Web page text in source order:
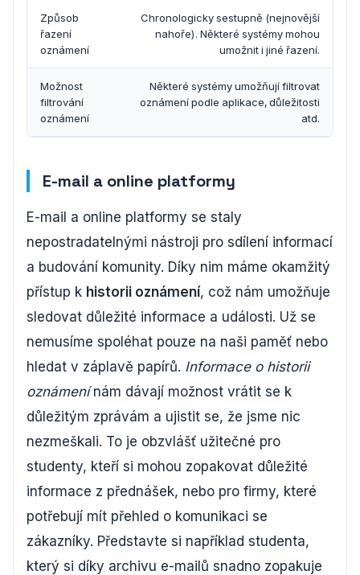
Způsob
řazení
oznámení
Chronologicky sestupně (nejnovější
nahoře). Některé systémy mohou
umožnit i jiné řazení.
Možnost
filtrování
oznámení
Některé systémy umožňují filtrovat
oznámení podle aplikace, důležitosti
atd.
E-mail a online platformy
E-mail a online platformy se staly
nepostradatelnými nástroji pro sdílení informací
a budování komunity. Díky nim máme okamžitý
přístup k historii oznámení, což nám umožňuje
sledovat důležité informace a události. Už se
nemusíme spoléhat pouze na naši paměť nebo
hledat v záplavě papírů. Informace o historii
oznámenínám dávají možnost vrátit se k
důležitým zprávám a ujistit se, že jsme nic
nezmeškali. To je obzvlášť užitečné pro
studenty, kteří si mohou zopakovat důležité
informace z přednášek, nebo pro firmy, které
potřebují mít přehled o komunikaci se
zákazníky. Představte si například studenta,
který si díky archivu e-mailů snadno zopakuje